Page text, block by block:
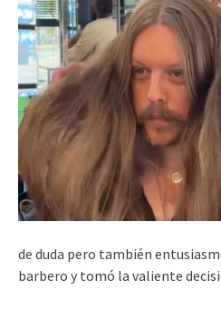
de duda pero también
barbero y tomó la valiente